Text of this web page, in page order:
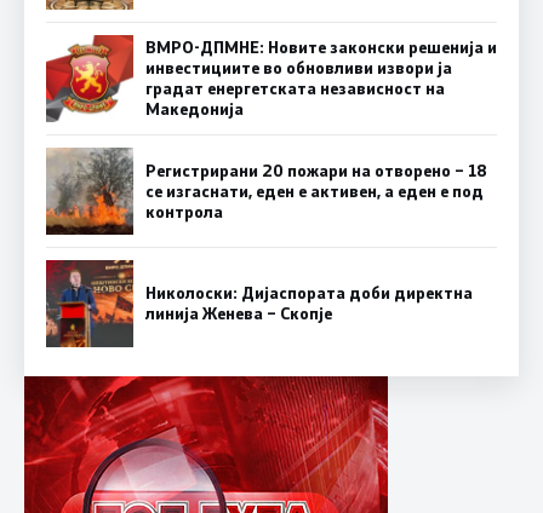
ВМРО-ДПМНЕ: Новите законски решенија и
инвестициите во обновливи извори ја
градат енергетската независност на
Македонија
Регистрирани 20 пожари на отворено – 18
се изгаснати, еден е активен, а еден е под
контрола
Николоски: Дијаспората доби директна
линија Женева – Скопје